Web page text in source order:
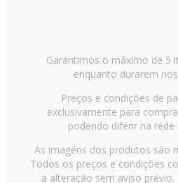
Garantimos o máximo de 5
enquanto durarem
Preços e condições de
exclusivamente para
podendo diferir na rede
As imagens dos produtos são
Todos os preços e condições
a alteração sem aviso prévio.